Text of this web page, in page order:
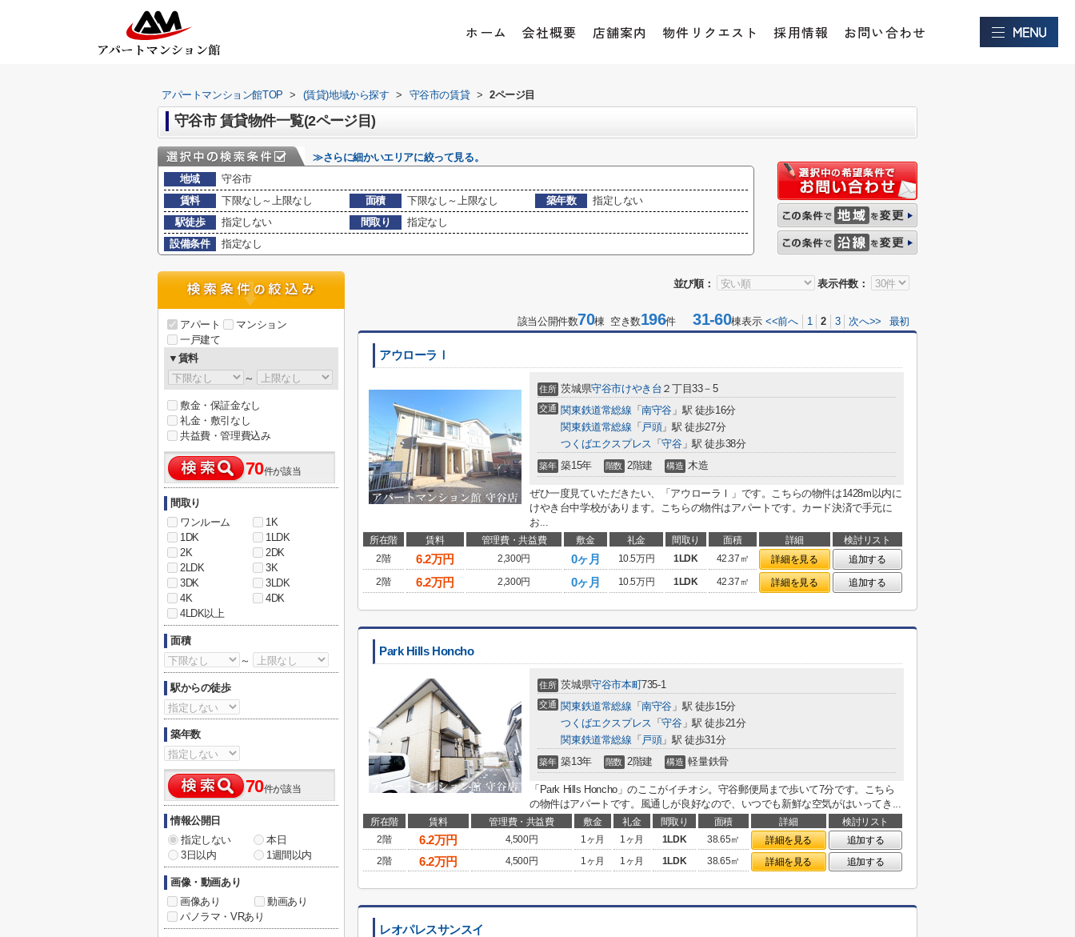
ホーム 会社概要 店舗案内 物件リクエスト 採用情報 お問い合わせ
アパートマンション館TOP > (賃貸)地域から探す > 守谷市の賃貸 > 2ページ目
守谷市 賃貸物件一覧(2ページ目)
≫さらに細かいエリアに絞って見る。
地域
守谷市
賃料
下限なし～上限なし 面積 下限なし～上限なし 築年数
指定しない
駅徒歩
指定しない 間取り
指定なし
設備条件
指定なし
並び順： 表示件数：
該当公開件数70棟 空き数196件31-60棟表示 <<前へ 1 2 3 次へ>> 最初
アウローラⅠ
住所 茨城県守谷市けやき台 ２丁目33－5
交通 関東鉄道常総線 「南守谷 」駅 徒歩16分
関東鉄道常総線 「 戸頭」駅 徒歩27分
つくばエクスプレス 「守谷」駅 徒歩38分
築年 築15年 階数 2階建 構造 木造
ぜひ一度見ていただきたい、「アウローラⅠ」です。こちらの物件は1428m以内に
けやき台中学校があります。こちらの物件はアパートです。カード決済で手元に
お...
所在階 賃料 管理費・共益費 敷金 礼金 間取り 面積 詳細
検討リスト
2階
6.2万円 2,300円 0ヶ月 10.5万円 1LDK 42.37㎡ 詳細を見る
追加する
2階
6.2万円 2,300円 0ヶ月 10.5万円 1LDK 42.37㎡ 詳細を見る 追加する
Park Hills Honcho
住所 茨城県守谷市本町735-1
交通 関東鉄道常総線 「南守谷 」駅 徒歩15分
つくばエクスプレス 「守谷」駅 徒歩21分
関東鉄道常総線 「 戸頭」駅 徒歩31分
築年 築13年 階数 2階建 構造 軽量鉄骨
「Park Hills Honcho」のここがイチオシ。守谷郵便局まで歩いて7分です。こちら
の物件はアパートです。風通しが良好なので、いつでも新鮮な空気がはいってき...
所在階 賃料 管理費・共益費 敷金 礼金 間取り 面積 詳細
検討リスト
2階
6.2万円 4,500円 1ヶ月 1ヶ月 1LDK 38.65㎡ 詳細を見る
追加する
2階
6.2万円 4,500円 1ヶ月 1ヶ月 1LDK 38.65㎡ 詳細を見る 追加する
レオパレスサンスイ
アパート
マンション
一戸建て
▼賃料
～
敷金・保証金なし
礼金・敷引なし
共益費・管理費込み
70件が該当
間取り
ワンルーム
1K
1DK
1LDK
2K
2DK
2LDK
3K
3DK
3LDK
4K
4DK
4LDK以上
面積
～
駅からの徒歩
築年数
70件が該当
情報公開日
指定しない
本日
3日以内
1週間以内
画像・動画あり
画像あり
動画あり
パノラマ・VRあり